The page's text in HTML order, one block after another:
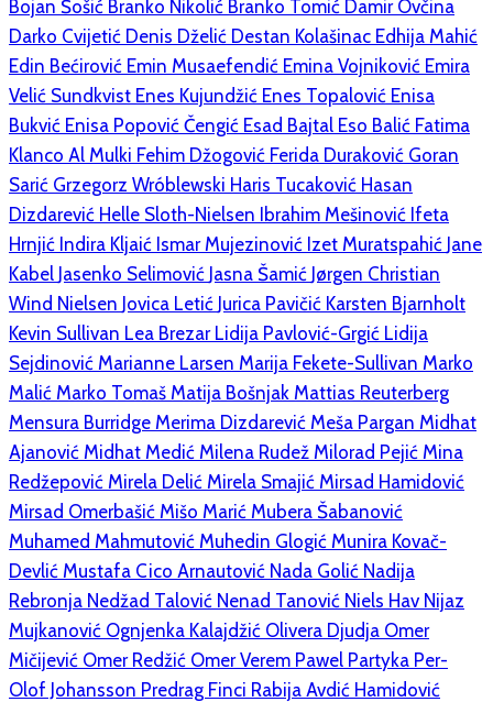
Bojan Šošić Branko Nikolić Branko Tomić Damir Ovčina
Darko Cvijetić Denis Dželić Destan Kolašinac Edhija Mahić
Edin Bećirović Emin Musaefendić Emina Vojniković Emira
Velić Sundkvist Enes Kujundžić Enes Topalović Enisa
Bukvić Enisa Popović Čengić Esad Bajtal Eso Balić Fatima
Klanco Al Mulki Fehim Džogović Ferida Duraković Goran
Sarić Grzegorz Wróblewski Haris Tucaković Hasan
Dizdarević Helle Sloth-Nielsen Ibrahim Mešinović Ifeta
Hrnjić Indira Kljaić Ismar Mujezinović Izet Muratspahić Jane
Kabel Jasenko Selimović Jasna Šamić Jørgen Christian
Wind Nielsen Jovica Letić Jurica Pavičić Karsten Bjarnholt
Kevin Sullivan Lea Brezar Lidija Pavlović-Grgić Lidija
Sejdinović Marianne Larsen Marija Fekete-Sullivan Marko
Malić Marko Tomaš Matija Bošnjak Mattias Reuterberg
Mensura Burridge Merima Dizdarević Meša Pargan Midhat
Ajanović Midhat Medić Milena Rudež Milorad Pejić Mina
Redžepović Mirela Delić Mirela Smajić Mirsad Hamidović
Mirsad Omerbašić Mišo Marić Mubera Šabanović
Muhamed Mahmutović Muhedin Glogić Munira Kovač-
Devlić Mustafa Cico Arnautović Nada Golić Nadija
Rebronja Nedžad Talović Nenad Tanović Niels Hav Nijaz
Mujkanović Ognjenka Kalajdžić Olivera Djudja Omer
Mičijević Omer Redžić Omer Verem Pawel Partyka Per-
Olof Johansson Predrag Finci Rabija Avdić Hamidović